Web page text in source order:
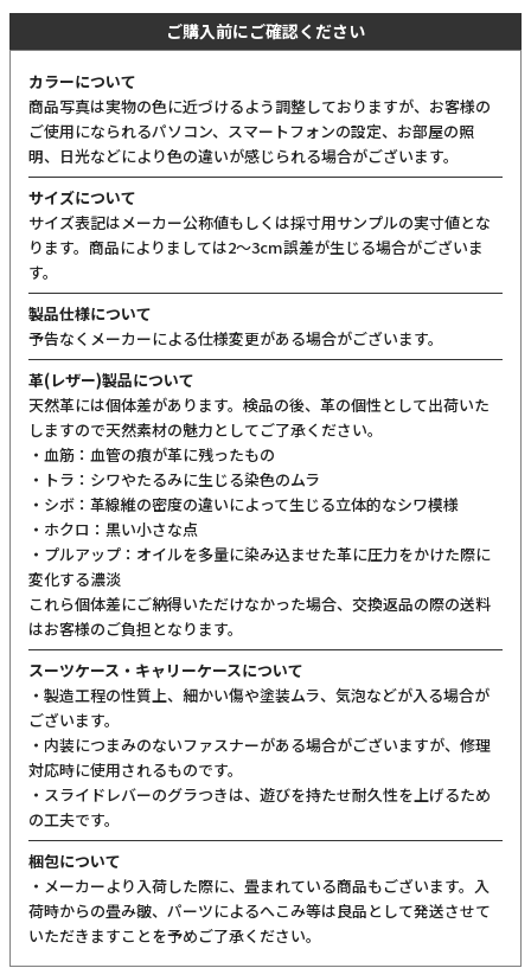
ご購入前にご確認ください
カラーについて
商品写真は実物の色に近づけるよう調整しておりますが、お客様の
ご使用になられるパソコン、スマートフォンの設定、お部屋の照
明、日光などにより色の違いが感じられる場合がございます。
サイズについて
サイズ表記はメーカー公称値もしくは採寸用サンプルの実寸値とな
ります。商品によりましては2〜3cm誤差が生じる場合がございま
す。
製品仕様について
予告なくメーカーによる仕様変更がある場合がございます。
革(レザー)製品について
天然革には個体差があります。検品の後、革の個性として出荷いた
しますので天然素材の魅力としてご了承ください。
・血筋：血管の痕が革に残ったもの
・トラ：シワやたるみに生じる染色のムラ
・シボ：革線維の密度の違いによって生じる立体的なシワ模様
・ホクロ：黒い小さな点
・プルアップ：オイルを多量に染み込ませた革に圧力をかけた際に
変化する濃淡
これら個体差にご納得いただけなかった場合、交換返品の際の送料
はお客様のご負担となります。
スーツケース・キャリーケースについて
・製造工程の性質上、細かい傷や塗装ムラ、気泡などが入る場合が
ございます。
・内装につまみのないファスナーがある場合がございますが、修理
対応時に使用されるものです。
・スライドレバーのグラつきは、遊びを持たせ耐久性を上げるため
の工夫です。
梱包について
・メーカーより入荷した際に、畳まれている商品もございます。入
荷時からの畳み皺、パーツによるへこみ等は良品として発送させて
いただきますことを予めご了承ください。